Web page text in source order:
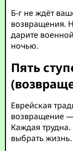
Б-г не ждёт
возвращения.
дарите
ночью.
Пять
Еврейская
возвращение —
Каждая
выбрать жизнь.